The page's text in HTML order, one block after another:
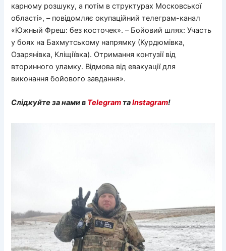
карному розшуку, а потім в структурах Московської
області», – повідомляє окупаційний телеграм-канал
«Южный Фреш: без косточек». – Бойовий шлях: Участь
у боях на Бахмутському напрямку (Курдюмівка,
Озарянівка, Кліщіївка). Отримання контузії від
вторинного уламку. Відмова від евакуації для
виконання бойового завдання».
Слідкуйте за нами в Telegram таInstagram!